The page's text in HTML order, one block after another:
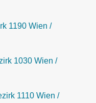
1190 Wien /
1030 Wien /
1110 Wien /